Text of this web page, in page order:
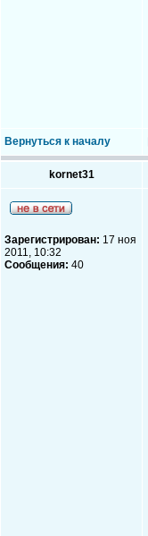
Вернуться к началу
kornet31
Зарегистрирован: 17 ноя
2011, 10:32
Сообщения: 40